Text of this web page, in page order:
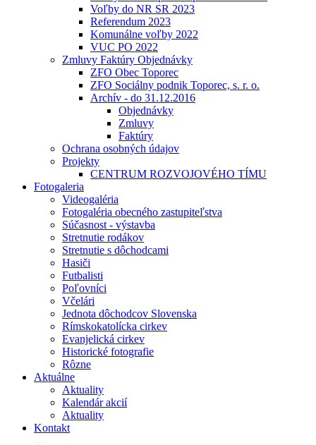
Voľby do NR SR 2023
Referendum 2023
Komunálne voľby 2022
VUC PO 2022
Zmluvy Faktúry Objednávky
ZFO Obec Toporec
ZFO Sociálny podnik Toporec, s. r. o.
Archív - do 31.12.2016
Objednávky
Zmluvy
Faktúry
Ochrana osobných údajov
Projekty
CENTRUM ROZVOJOVÉHO TÍMU
Fotogaleria
Videogaléria
Fotogaléria obecného zastupiteľstva
Súčasnost - výstavba
Stretnutie rodákov
Stretnutie s dôchodcami
Hasiči
Futbalisti
Poľovníci
Včelári
Jednota dôchodcov Slovenska
Rímskokatolícka cirkev
Evanjelická cirkev
Historické fotografie
Rôzne
Aktuálne
Aktuality
Kalendár akcií
Aktuality
Kontakt